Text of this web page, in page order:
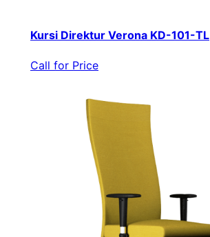
Kursi Direktur Verona KD-101-TL
Call for Price